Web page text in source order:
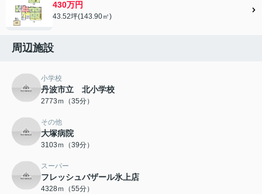
430万円
43.52坪(143.90㎡)
周辺施設
小学校
丹波市立 北小学校
2773ｍ（35分）
その他
大塚病院
3103ｍ（39分）
スーパー
フレッシュバザール氷上店
4328ｍ（55分）